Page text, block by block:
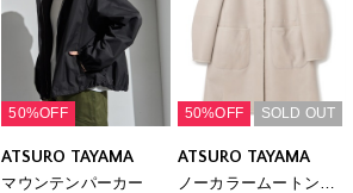
50%OFF
ATSURO TAYAMA
マウンテンパーカー
50%OFF SOLD OUT
ATSURO TAYAMA
ノーカラームートンリ